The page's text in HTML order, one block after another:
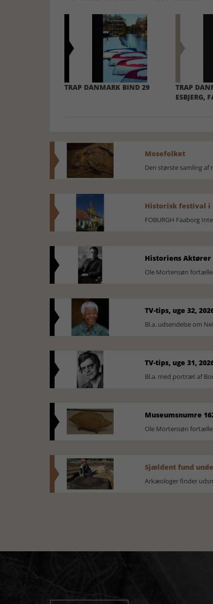
TRAP DANMARK BIND 29
TRAP
ESBJERG,
Mosefolket
Den største samling af
Historisk festival i
FOBURGH Faaborg
Historiens Aktører
Ole Mortensøn
TV-tips, uge 32,
Bl.a. udsendelse om
TV-tips, uge 31,
Bl.a. med portræt af
Museumsnumre
Ole Mortensøn
Sjældent fund
Arkæologer finder